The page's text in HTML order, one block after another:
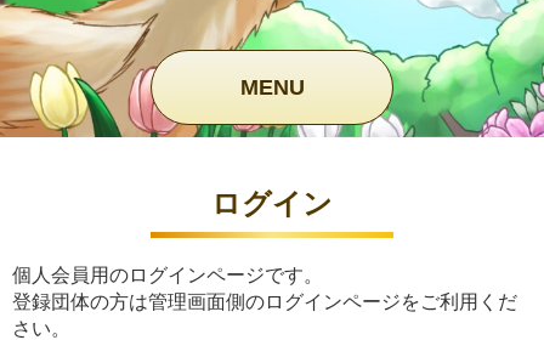
MENU
ログイン
個人会員用のログインページです。
登録団体の方は管理画面側のログインページをご利用くだ
さい。